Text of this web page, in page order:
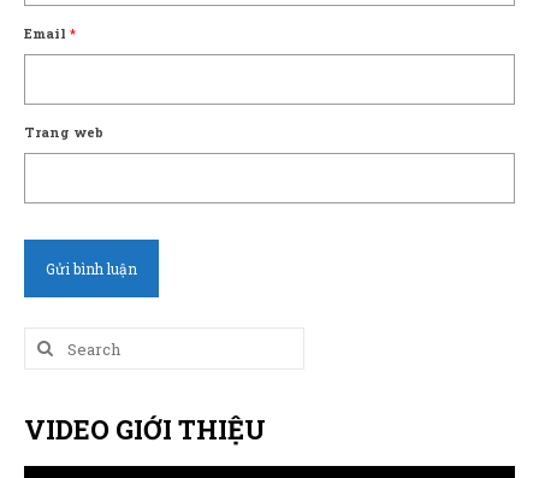
Email *
Trang web
Search
for:
VIDEO GIỚI THIỆU